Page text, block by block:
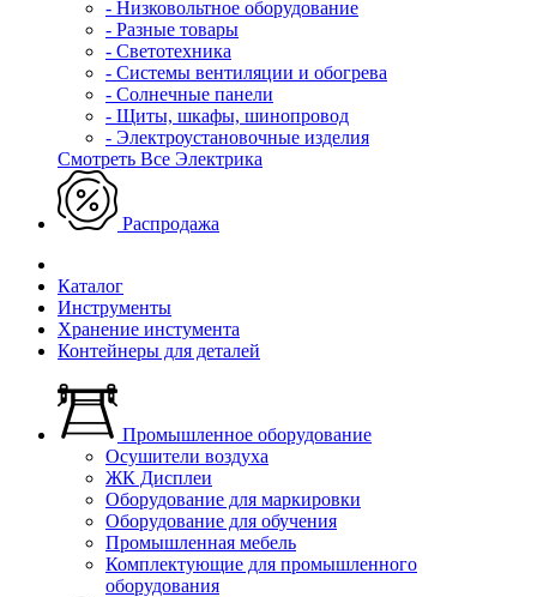
- Низковольтное оборудование
- Разные товары
- Светотехника
- Системы вентиляции и обогрева
- Солнечные панели
- Щиты, шкафы, шинопровод
- Электроустановочные изделия
Смотреть Все Электрика
Распродажа
Каталог
Инструменты
Хранение инстумента
Контейнеры для деталей
Промышленное оборудование
Осушители воздуха
ЖК Дисплеи
Оборудование для маркировки
Оборудование для обучения
Промышленная мебель
Комплектующие для промышленного
оборудования